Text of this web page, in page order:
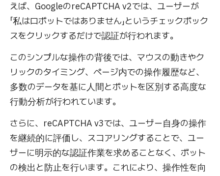
えば、GoogleのreCAPTCHA v2では、ユーザーが
「私はロボットではありません」というチェックボック
スをクリックするだけで認証が行われます。
このシンプルな操作の背後では、マウスの動きやク
リックのタイミング、ページ内での操作履歴など、
多数のデータを基に人間とボットを区別する高度な
行動分析が行われています。
さらに、reCAPTCHA v3では、ユーザー自身の操作
を継続的に評価し、スコアリングすることで、ユー
ザーに明示的な認証作業を求めることなく、ボット
の検出と防止を行います。これにより、操作性を向